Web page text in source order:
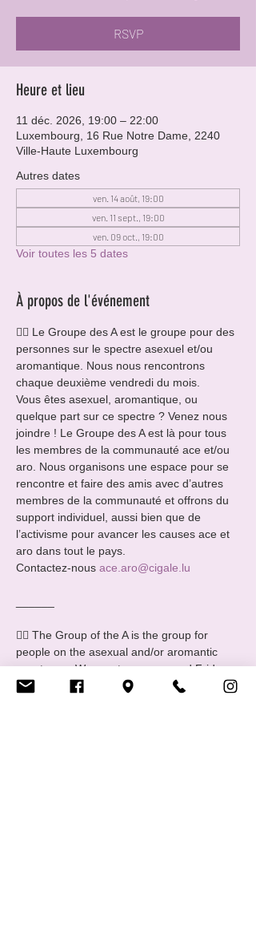
RSVP
Heure et lieu
11 déc. 2026, 19:00 – 22:00
Luxembourg, 16 Rue Notre Dame, 2240
Ville-Haute Luxembourg
Autres dates
ven. 14 août, 19:00
ven. 11 sept., 19:00
ven. 09 oct., 19:00
Voir toutes les 5 dates
À propos de l'événement
🏳️‍🌈 Le Groupe des A est le groupe pour des
personnes sur le spectre asexuel et/ou
aromantique. Nous nous rencontrons
chaque deuxième vendredi du mois.
Vous êtes asexuel, aromantique, ou
quelque part sur ce spectre ? Venez nous
joindre ! Le Groupe des A est là pour tous
les membres de la communauté ace et/ou
aro. Nous organisons une espace pour se
rencontre et faire des amis avec d’autres
membres de la communauté et offrons du
support individuel, aussi bien que de
l’activisme pour avancer les causes ace et
aro dans tout le pays.
Contactez-nous ace.aro@cigale.lu
🏳️‍🌈 The Group of the A is the group for
people on the asexual and/or aromantic
spectrums. We meet every second Friday
of the month.